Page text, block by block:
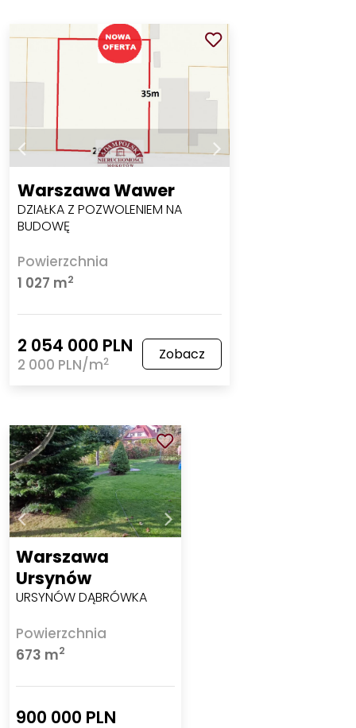
Warszawa Wawer
DZIAŁKA Z POZWOLENIEM NA
BUDOWĘ
Powierzchnia
1 027 m2
2 054 000 PLN
2 000 PLN/m2 Zobacz
Warszawa
Ursynów
URSYNÓW DĄBRÓWKA
Powierzchnia
673 m2
900 000 PLN